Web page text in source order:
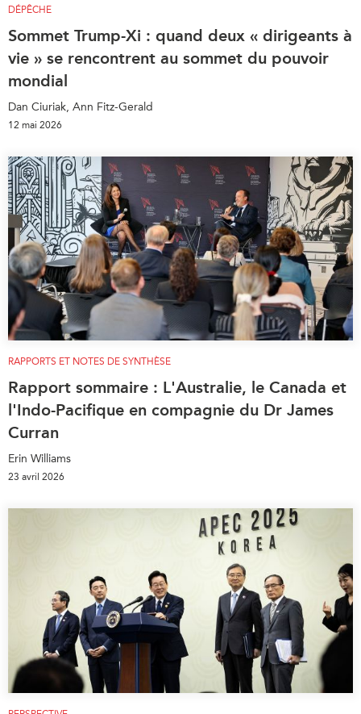
DÉPÊCHE
Sommet Trump-Xi : quand deux « dirigeants à
vie » se rencontrent au sommet du pouvoir
mondial
Dan Ciuriak, Ann Fitz-Gerald
12 mai 2026
RAPPORTS ET NOTES DE SYNTHÈSE
Rapport sommaire : L'Australie, le Canada et
l'Indo-Pacifique en compagnie du Dr James
Curran
Erin Williams
23 avril 2026